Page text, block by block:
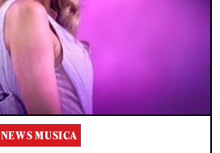
NEWS MUSICA